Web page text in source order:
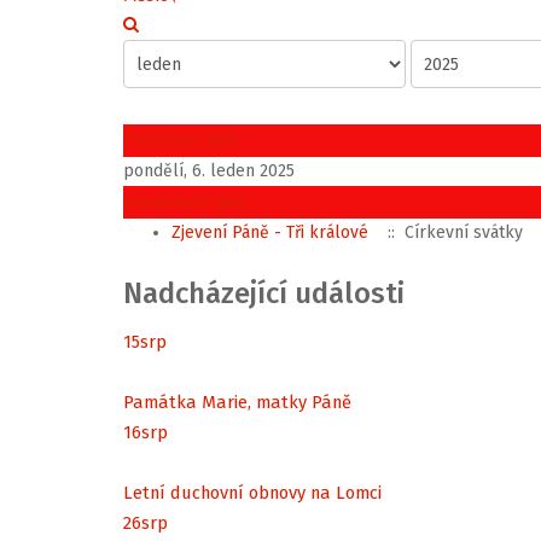
Předchozí den
pondělí, 6. leden 2025
Následující den
Zjevení Páně - Tři králové
:: Církevní svátky
Nadcházející události
15srp
Památka Marie, matky Páně
16srp
Letní duchovní obnovy na Lomci
26srp